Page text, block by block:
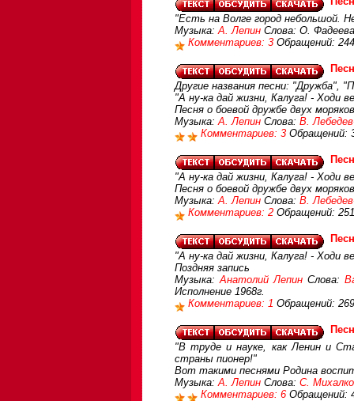
"Есть на Волге город небольшой.
Музыка:А. Лепин Слова: О.
Комментариев: 3 Обращений:
Другие названия песни: "Дружба",
"А ну-ка дай жизни, Калуга! - Ходи
Песня о боевой дружбе двух
Музыка:А. Лепин Слова: В.
Комментариев: 3 Обращений:
"А ну-ка дай жизни, Калуга! - Ходи
Песня о боевой дружбе двух
Музыка:А. Лепин Слова: В.
Комментариев: 2 Обращений:
"А ну-ка дай жизни, Калуга! - Ходи
Поздняя запись
Музыка:Анатолий Лепин Слова:
Исполнение 1968г.
Комментариев: 1 Обращений:
"В труде и науке, как Ленин и
страны пионер!"
Вот такими песнями Родина
Музыка:А. Лепин Слова: С.
Комментариев: 6 Обращений: